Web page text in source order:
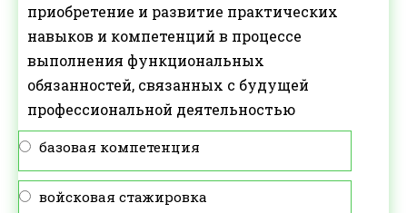
приобретение и развитие практических
навыков и компетенций в процессе
выполнения функциональных
обязанностей, связанных с будущей
профессиональной деятельностью
базовая компетенция
войсковая стажировка